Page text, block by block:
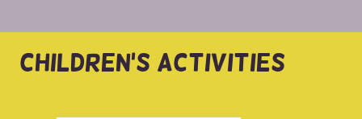
CHILDREN'S ACTIVITIES